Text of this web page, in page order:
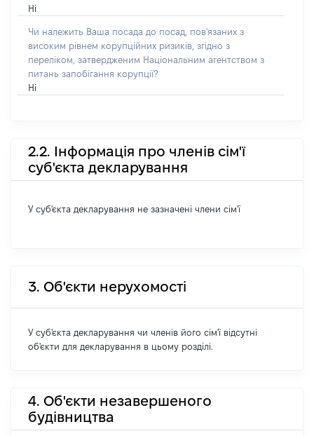
Ні
Чи належить Ваша посада до посад, пов'язаних з
високим рівнем корупційних ризиків, згідно з
переліком, затвердженим Національним агентством з
питань запобігання корупції?
Ні
2.2. Інформація про членів сім'ї
суб'єкта декларування
У суб'єкта декларування не зазначені члени сім'ї
3. Об'єкти нерухомості
У суб'єкта декларування чи членів його сім'ї відсутні
об'єкти для декларування в цьому розділі.
4. Об'єкти незавершеного
будівництва